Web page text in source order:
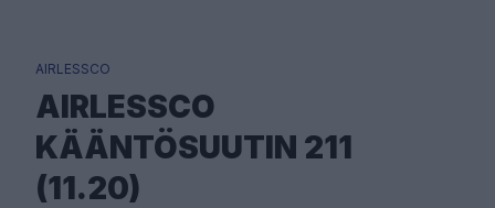
AIRLESSCO
AIRLESSCO
KÄÄNTÖSUUTIN 211
(11.20)